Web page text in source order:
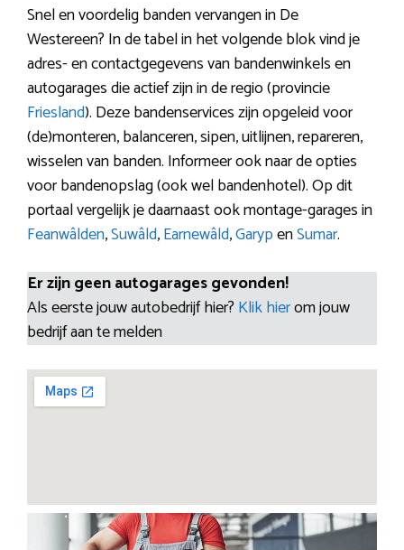
Snel en voordelig banden vervangen in De
Westereen? In de tabel in het volgende blok vind je
adres- en contactgegevens van bandenwinkels en
autogarages die actief zijn in de regio (provincie
Friesland). Deze bandenservices zijn opgeleid voor
(de)monteren, balanceren, sipen, uitlijnen, repareren,
wisselen van banden. Informeer ook naar de opties
voor bandenopslag (ook wel bandenhotel). Op dit
portaal vergelijk je daarnaast ook montage-garages in
Feanwâlden,Suwâld,Earnewâld,GarypenSumar.
Er zijn geen autogarages gevonden!
Als eerste jouw autobedrijf hier? Klik hierom jouw
bedrijf aan te melden